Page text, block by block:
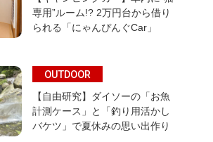
専用”ルーム!? 2万円台から借り
られる「にゃんぴんぐCar」
OUTDOOR
【自由研究】ダイソーの「お魚
計測ケース」と「釣り用活かし
バケツ」で夏休みの思い出作り